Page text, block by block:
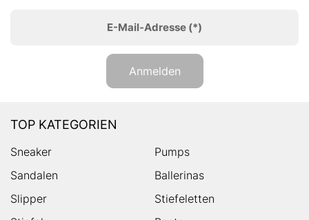
E-Mail-Adresse (*)
Anmelden
TOP KATEGORIEN
Sneaker
Pumps
Sandalen
Ballerinas
Slipper
Stiefeletten